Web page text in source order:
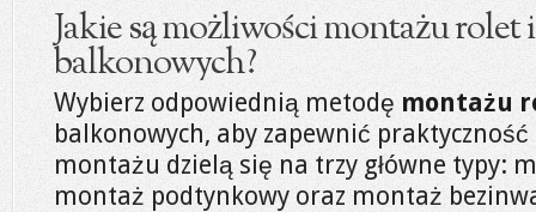
Jakie są możliwości montażu rolet
balkonowych?
Wybierz odpowiednią metodę montażu
balkonowych, aby zapewnić
montażu dzielą się na trzy główne typy:
montaż podtynkowy oraz montaż